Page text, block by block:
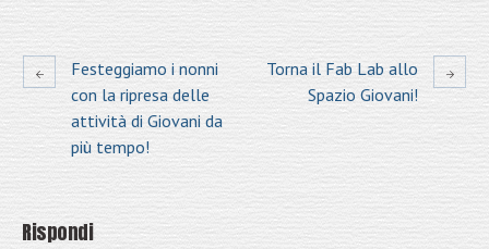
Festeggiamo i nonni
con la ripresa delle
attività di Giovani da
più tempo!
Torna il Fab Lab allo
Spazio Giovani!
Rispondi